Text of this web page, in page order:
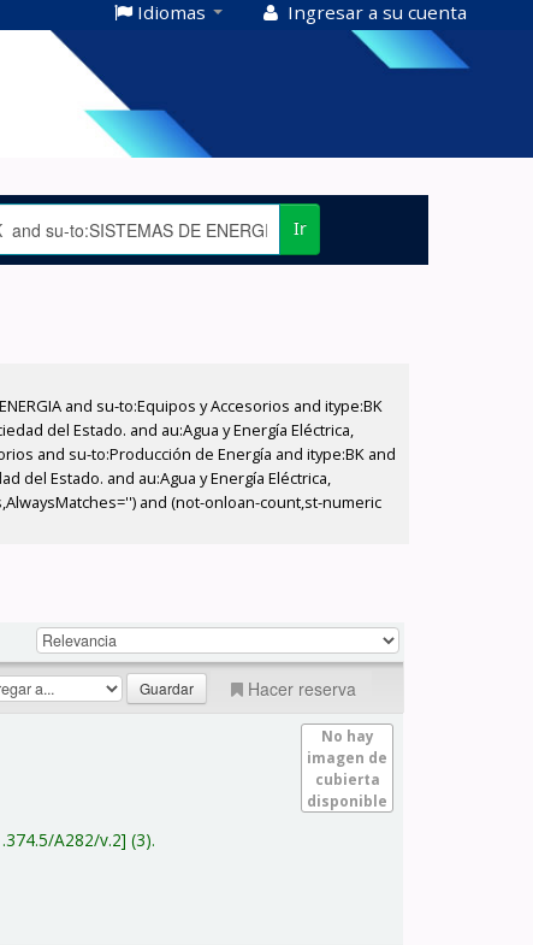
Idiomas Ingresar a su cuenta
Ir
and su-to:Equipos y Accesorios and itype:BK
del Estado. and au:Agua y Energía Eléctrica,
and su-to:Producción de Energía and itype:BK and
del Estado. and au:Agua y Energía Eléctrica,
and (not-onloan-count,st-numeric
Hacer reserva
No hay
imagen de
cubierta
disponible
A282/v.2 (3).